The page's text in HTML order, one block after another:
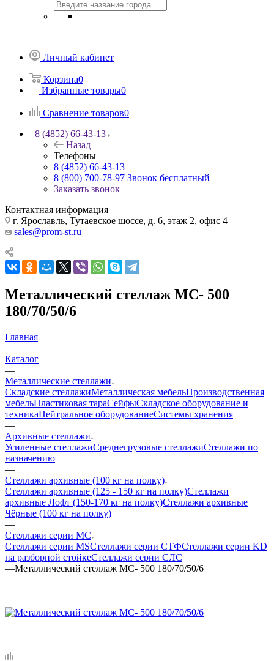
Личный кабинет
Корзина0
Избранные товары0
Сравнение товаров0
8 (4852) 66-43-13
Назад
Телефоны
8 (4852) 66-43-13
8 (800) 700-78-97 Звонок бесплатный
Заказать звонок
Контактная информация
г. Ярославль, Тутаевское шоссе, д. 6, этаж 2, офис 4
sales@prom-st.ru
Металлический стеллаж МС- 500
180/70/50/6
Главная
—
Каталог
—
Металлические стеллажи
Складские стеллажиМеталлическая мебельПроизводственная
мебельПластиковая тараСейфыСкладское оборудование и
техникаНейтральное оборудованиеСистемы хранения
—
Архивные стеллажи
Усиленные стеллажиСреднегрузовые стеллажиСтеллажи по
назначению
—
Стеллажи архивные (100 кг на полку)
Стеллажи архивные (125 - 150 кг на полку)Стеллажи
архивные Лофт (150-170 кг на полку)Стеллажи архивные
Чёрные (100 кг на полку)
—
Стеллажи серии МС
Стеллажи серии MSСтеллажи серии СТФСтеллажи серии KD
на разборной стойкеСтеллажи серии СЛС
—Металлический стеллаж МС- 500 180/70/50/6